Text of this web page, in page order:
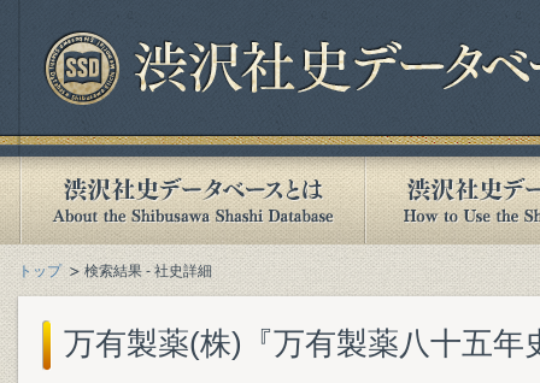
トップ 検索結果 - 社史詳細
万有製薬(株)『万有製薬八十五年